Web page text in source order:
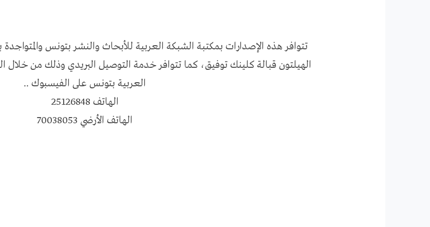
تتوافر هذه الإصدارات بمكتبة الشبكة العربية للأبحاث والنشر بتونس والمتواجدة
الهيلتون قبالة كلينك توفيق، كما تتوافر خدمة التوصيل البريدي وذلك من
العربية بتونس على الفيسبوك ..
الهاتف 25126848
الهاتف الأرضي 70038053